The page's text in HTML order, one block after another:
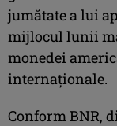
jumătate a lui
mijlocul lunii
monedei
internaţionale.
Conform BNR,